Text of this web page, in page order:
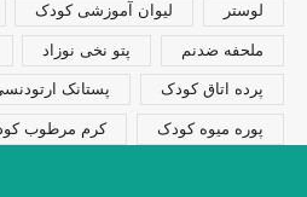
لوستر لیوان آموزشی کودک
ملحفه ضدنم پتو نخی نوزاد
پرده اتاق کودک پستانک
پوره میوه کودک کرم مرطوب